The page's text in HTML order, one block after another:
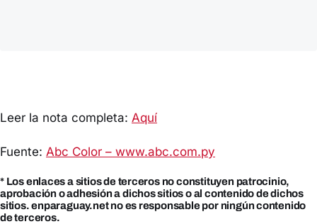
Leer la nota completa: Aquí
Fuente: Abc Color – www.abc.com.py
* Los enlaces a sitios de terceros no constituyen patrocinio,
aprobación o adhesión a dichos sitios o al contenido de dichos
sitios. enparaguay.net no es responsable por ningún contenido
de terceros.